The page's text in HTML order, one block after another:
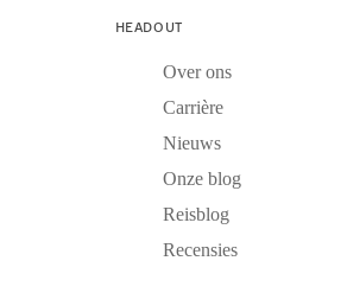
HEADOUT
Over ons
Carrière
Nieuws
Onze blog
Reisblog
Recensies